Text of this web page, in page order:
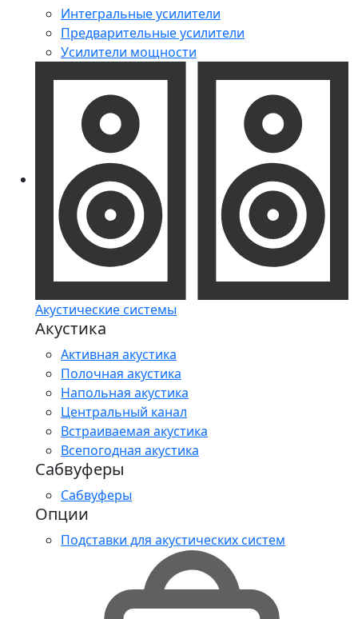
Интегральные усилители
Предварительные усилители
Усилители мощности
Акустические системы
Акустика
Активная акустика
Полочная акустика
Напольная акустика
Центральный канал
Встраиваемая акустика
Всепогодная акустика
Сабвуферы
Сабвуферы
Опции
Подставки для акустических систем